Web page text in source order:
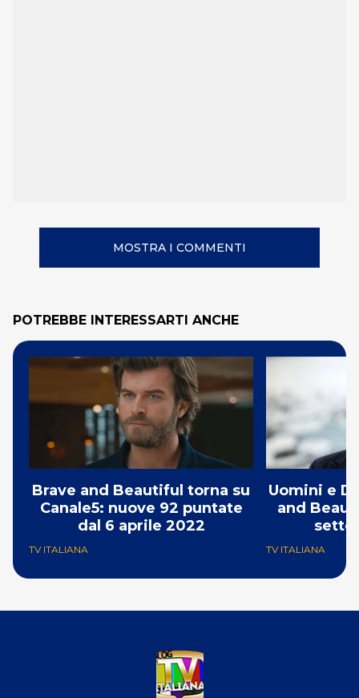
MOSTRA I COMMENTI
POTREBBE INTERESSARTI ANCHE
Brave and Beautiful torna su
Canale5: nuove 92 puntate
dal 6 aprile 2022
TV ITALIANA
Uomini e
and
TV ITALIANA